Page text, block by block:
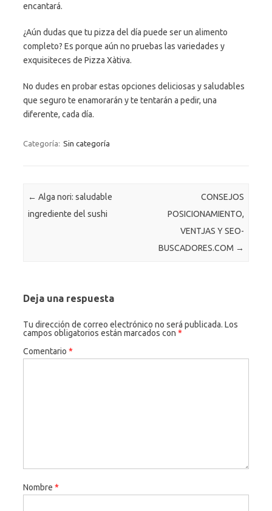
encantará.
¿Aún dudas que tu pizza del día puede ser un alimento
completo? Es porque aún no pruebas las variedades y
exquisiteces de Pizza Xàtiva.
No dudes en probar estas opciones deliciosas y saludables
que seguro te enamorarán y te tentarán a pedir, una
diferente, cada día.
Categoría: Sin categoría
Navegación de entradas
← Alga nori: saludable
ingrediente del sushi
CONSEJOS
POSICIONAMIENTO,
VENTJAS Y SEO-
BUSCADORES.COM →
Deja una respuesta
Tu dirección de correo electrónico no será publicada. Los
campos obligatorios están marcados con *
Comentario *
Nombre *